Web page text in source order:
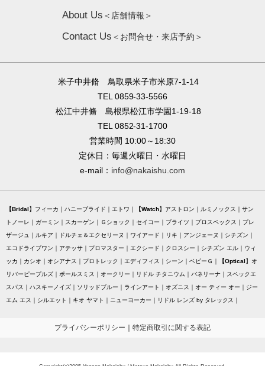
About Us ＜店舗情報＞
Contact Us ＜お問合せ・来店予約＞
米子中井脩 鳥取県米子市米原7-1-14
TEL 0859-33-5566
松江中井脩 島根県松江市学園1-19-18
TEL 0852-31-1700
営業時間 10:00～18:30
定休日：毎週火曜日・水曜日
e-mail： info@nakaishu.com
Bridal フィーカ ハニーブライド エトワ Watch アストロン ルミノックス
サン
トノーレ
ガーミン スカーゲン Ｇショック セイコー ブライツ プロスペックス
プレ
ザージュ
ルキア ドルチェ＆エクセリーヌ ワイアード リキ アンジェーヌ
シチズン
エコドライブワン
アテッサ プロマスター エクシード クロスシー シチズン エル
ウィ
ッカ
カシオ オシアナス プロトレック エディフィス シーン ベビーＧ Optical
オ
リバーピープルズ
ポールスミス オークリー リドル チタニウム バネリーナ
スペックエ
スパス
ハスキーノイズ ソリッドブルー ラインアート オズニス オー ティー オー
ジー
エム エス
シルエット キオ ヤマト ニューヨーカー リドル レンズ by タレックス
プライバシーポリシー 特定商取引に関する表記